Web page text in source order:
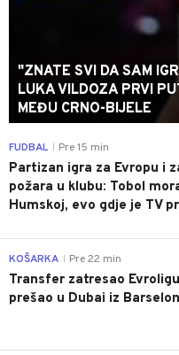
"ZNATE SVI DA SAM
LUKA VILDOZA PRVI
MEĐU CRNO-BIJELE
FUDBAL Pre 15 min
Partizan igra za Evropu i
požara u klubu: Tobol
Humskoj, evo gdje je TV
KOŠARKA Pre 22 min
Transfer zatresao
prešao u Dubai iz